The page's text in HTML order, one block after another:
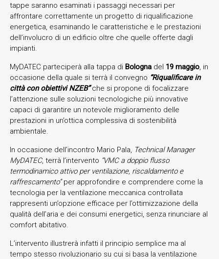
tappe saranno esaminati i passaggi necessari per
affrontare correttamente un progetto di riqualificazione
energetica, esaminando le caratteristiche e le prestazioni
dell’involucro di un edificio oltre che quelle offerte dagli
impianti.
MyDATEC parteciperà alla tappa di Bologna del 19 maggio, in
occasione della quale si terrà il convegno “Riqualificare in
città con obiettivi NZEB”che si propone di focalizzare
l’attenzione sulle soluzioni tecnologiche più innovative
capaci di garantire un notevole miglioramento delle
prestazioni in un’ottica complessiva di sostenibilità
ambientale.
In occasione dell’incontro Mario Pala, Technical Manager
MyDATEC, terrà l’intervento “VMC a doppio flusso
termodinamico attivo per ventilazione, riscaldamento e
raffrescamento”per approfondire e comprendere come la
tecnologia per la ventilazione meccanica controllata
rappresenti un’opzione efficace per l’ottimizzazione della
qualità dell’aria e dei consumi energetici, senza rinunciare al
comfort abitativo.
L’intervento illustrerà infatti il principio semplice ma al
tempo stesso rivoluzionario su cui si basa la ventilazione